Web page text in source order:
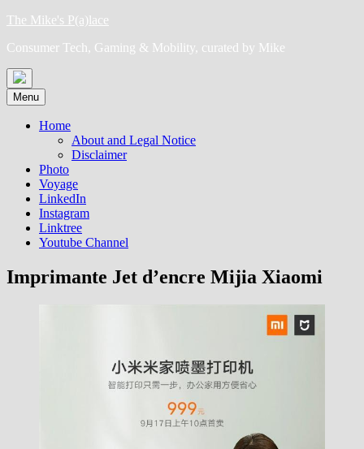
Skip
content
The Mike's P(a)lace
Consumer Tech, Gaming & Mobility, curated by Mike
Menu
Home
About and Legal Notice
Disclaimer
Photo
Voyage
LinkedIn
Instagram
Linktree
Youtube Channel
Imprimante Jet d’encre Mijia Xiaomi